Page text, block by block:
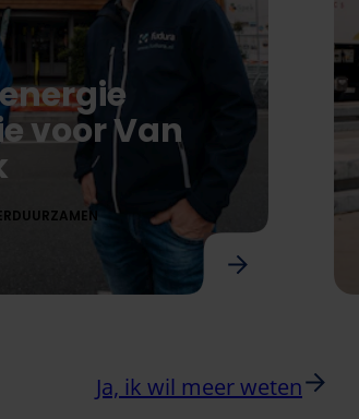
voor Van
Ja, ik wil meer weten